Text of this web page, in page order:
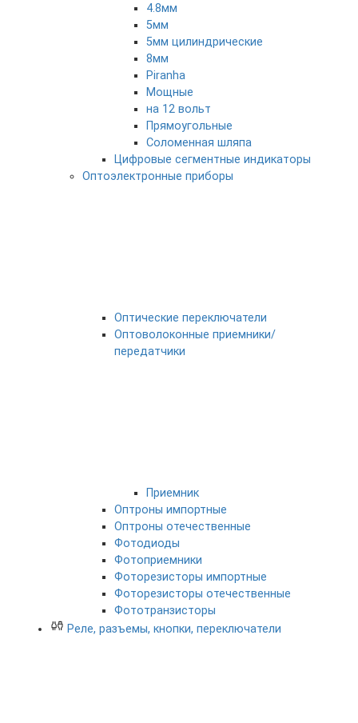
4.8мм
5мм
5мм цилиндрические
8мм
Piranha
Мощные
на 12 вольт
Прямоугольные
Соломенная шляпа
Цифровые сегментные индикаторы
Оптоэлектронные приборы
Оптические переключатели
Оптоволоконные приемники/
передатчики
Приемник
Оптроны импортные
Оптроны отечественные
Фотодиоды
Фотоприемники
Фоторезисторы импортные
Фоторезисторы отечественные
Фототранзисторы
Реле, разъемы, кнопки, переключатели